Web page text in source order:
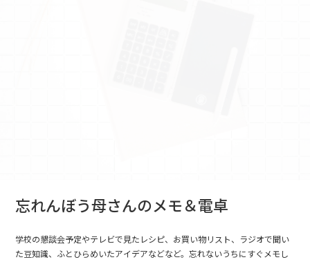
忘れんぼう母さんのメモ＆電卓
学校の懇談会予定やテレビで見たレシピ、お買い物リスト、ラジオで聞い
た豆知識、ふとひらめいたアイデアなどなど。忘れないうちにすぐメモし